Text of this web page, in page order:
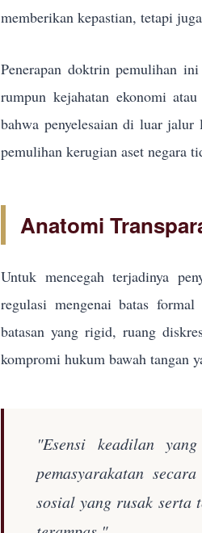
memberikan kepastian, tetapi
Penerapan doktrin pemulihan
rumpun kejahatan ekonomi
bahwa penyelesaian di luar jalur
pemulihan kerugian aset negara
Anatomi
Untuk mencegah terjadinya
regulasi mengenai batas
batasan yang rigid, ruang
kompromi hukum bawah tangan
"Esensi keadilan
pemasyarakatan
sosial yang rusak serta